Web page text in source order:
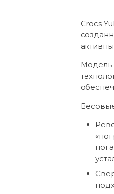
Crocs
Модель